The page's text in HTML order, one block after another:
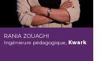
RANIA ZOUAGHI
Ingénieure pédagogique, Kwark